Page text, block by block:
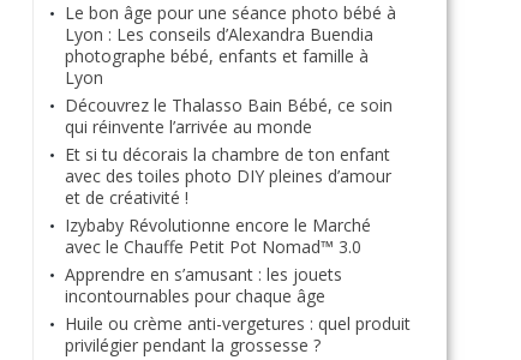
Le bon âge pour une séance photo bébé à
Lyon : Les conseils d’Alexandra Buendia
photographe bébé, enfants et famille à
Lyon
Découvrez le Thalasso Bain Bébé, ce soin
qui réinvente l’arrivée au monde
Et si tu décorais la chambre de ton enfant
avec des toiles photo DIY pleines d’amour
et de créativité !
Izybaby Révolutionne encore le Marché
avec le Chauffe Petit Pot Nomad™ 3.0
Apprendre en s’amusant : les jouets
incontournables pour chaque âge
Huile ou crème anti-vergetures : quel produit
privilégier pendant la grossesse ?